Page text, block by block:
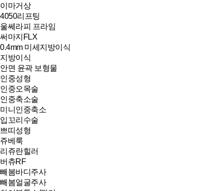
이마거상
4050리프팅
울쎄라피 프라임
써마지FLX
0.4mm 미세지방이식
지방이식
안면 윤곽 보형물
인중성형
인중오목술
인중축소술
미니인중축소
입꼬리수술
쁘띠성형
쥬베룩
리쥬란힐러
버츄RF
빼봄바디주사
빼봄얼굴주사